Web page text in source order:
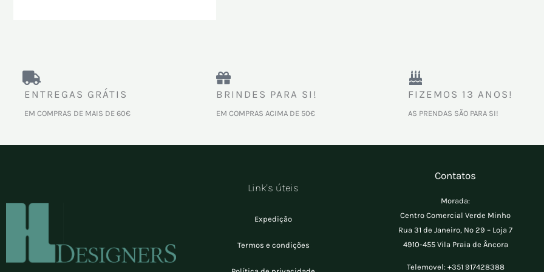
ENTREGAS GRÁTIS
EM COMPRAS DE MAIS DE 60€
BRINDES PARA SI!
EM COMPRAS ACIMA DE 50€
FIZEMOS 13 ANOS!
AS PRENDAS SÃO PARA SI!
Link's úteis
Expedição
Termos e condições
Contatos
Morada:
Centro Comercial Verde Minho
Rua 31 de Janeiro, Nº 29 – Loja 7
4910-455 Vila Praia de Âncora
Telemovel: +351 917428388